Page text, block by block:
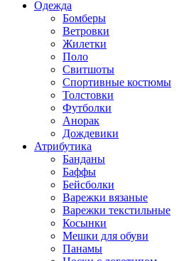
Одежда
Бомберы
Ветровки
Жилетки
Поло
Свитшоты
Спортивные костюмы
Толстовки
Футболки
Анорак
Дождевики
Атрибутика
Банданы
Баффы
Бейсболки
Варежки вязаные
Варежки текстильные
Косынки
Мешки для обуви
Панамы